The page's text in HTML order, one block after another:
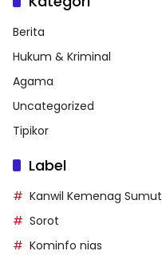
Berita
Hukum & Kriminal
Agama
Uncategorized
Tipikor
Label
Kanwil Kemenag Sumut
Sorot
Kominfo nias